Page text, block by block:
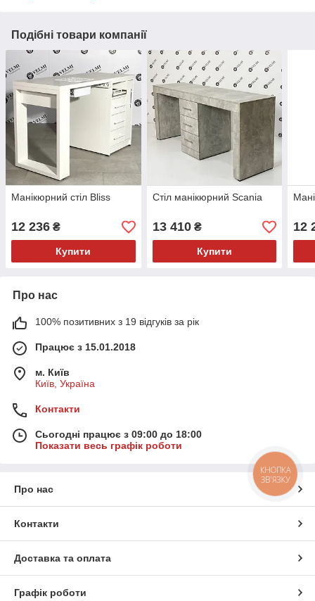
Подібні товари компанії
Манікюрний стіл Bliss
12 236 ₴
Купити
Стіл манікюрний Scania
13 410₴
Купити
12
Про нас
100% позитивних з 19 відгуків за рік
Працює з 15.01.2018
м. Київ
Київ, Україна
Контакти
Сьогодні працює з 09:00 до 18:00
Показати весь графік роботи
Про нас
Контакти
Доставка та оплата
Графік роботи
КНОПКА
ЗВ'ЯЗКУ